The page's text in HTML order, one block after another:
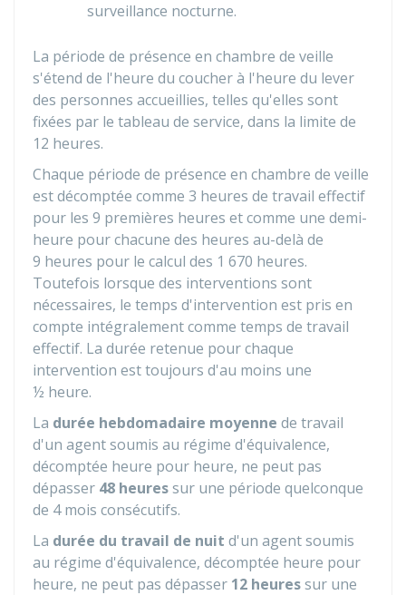
surveillance nocturne.
La période de présence en chambre de veille
s'étend de l'heure du coucher à l'heure du lever
des personnes accueillies, telles qu'elles sont
fixées par le tableau de service, dans la limite de
12 heures.
Chaque période de présence en chambre de veille
est décomptée comme 3 heures de travail effectif
pour les 9 premières heures et comme une demi-
heure pour chacune des heures au-delà de
9 heures pour le calcul des 1 670 heures.
Toutefois lorsque des interventions sont
nécessaires, le temps d'intervention est pris en
compte intégralement comme temps de travail
effectif. La durée retenue pour chaque
intervention est toujours d'au moins une
½ heure.
La durée hebdomadaire moyenne de travail
d'un agent soumis au régime d'équivalence,
décomptée heure pour heure, ne peut pas
dépasser 48 heuressur une période quelconque
de 4 mois consécutifs.
La durée du travail de nuit d'un agent soumis
au régime d'équivalence, décomptée heure pour
heure, ne peut pas dépasser 12 heuressur une